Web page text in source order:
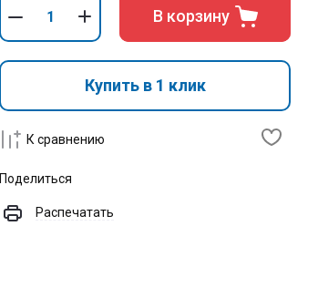
В корзину
Купить в 1 клик
К сравнению
Поделиться
Распечатать